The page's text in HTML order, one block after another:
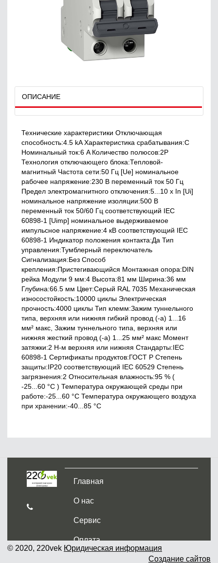
ОПИСАНИЕ
Технические характеристики Отключающая
способность:4.5 kA Характеристика срабатывания:C
Номинальный ток:6 A Количество полюсов:2P
Технология отключающего блока:Тепловой-
магнитный Частота сети:50 Гц [Ue] номинальное
рабочее напряжение:230 В переменный ток 50 Гц
Предел электромагнитного отключения:5...10 x In [Ui]
номинальное напряжение изоляции:500 В
переменный ток 50/60 Гц соответствующий IEC
60898-1 [Uimp] номинальное выдерживаемое
импульсное напряжение:4 кВ соответствующий IEC
60898-1 Индикатор положения контакта:Да Тип
управления:Тумблерный переключатель
Сигнализация:Без Способ
крепления:Пристегивающийся Монтажная опора:DIN
рейка Модули 9 мм:4 Высота:81 мм Ширина:36 мм
Глубина:66.5 мм Цвет:Серый RAL 7035 Механическая
износостойкость:10000 циклы Электрическая
прочность:4000 циклы Тип клемм:Зажим туннельного
типа, верхняя или нижняя гибкий провод (-а) 1...16
мм² макс, Зажим туннельного типа, верхняя или
нижняя жесткий провод (-а) 1...25 мм² макс Момент
затяжки:2 Н-м верхняя или нижняя Стандарты:IEC
60898-1 Сертификаты продуктов:ГОСТ Р Cтепень
защиты:IP20 соответствующий IEC 60529 Степень
загрязнения:2 Относительная влажность:95 % (
-25...60 °C ) Температура окружающей среды при
работе:-25...60 °C Температура окружающего воздуха
при хранении:-40...85 °C
Главная
О нас
Сервис
Оплата
Доставка и самовывоз
© 2020, 220vek Юридическая информация
Создание сайтов